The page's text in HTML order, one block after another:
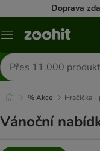
Doprava
Menu
Hledat
produkty
% Akce Hračička -
Vánoční